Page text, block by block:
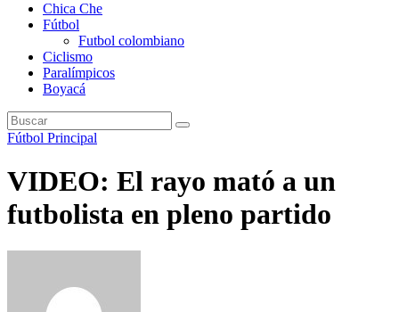
Chica Che
Fútbol
Futbol colombiano
Ciclismo
Paralímpicos
Boyacá
Fútbol Principal
VIDEO: El rayo mató a un
futbolista en pleno partido